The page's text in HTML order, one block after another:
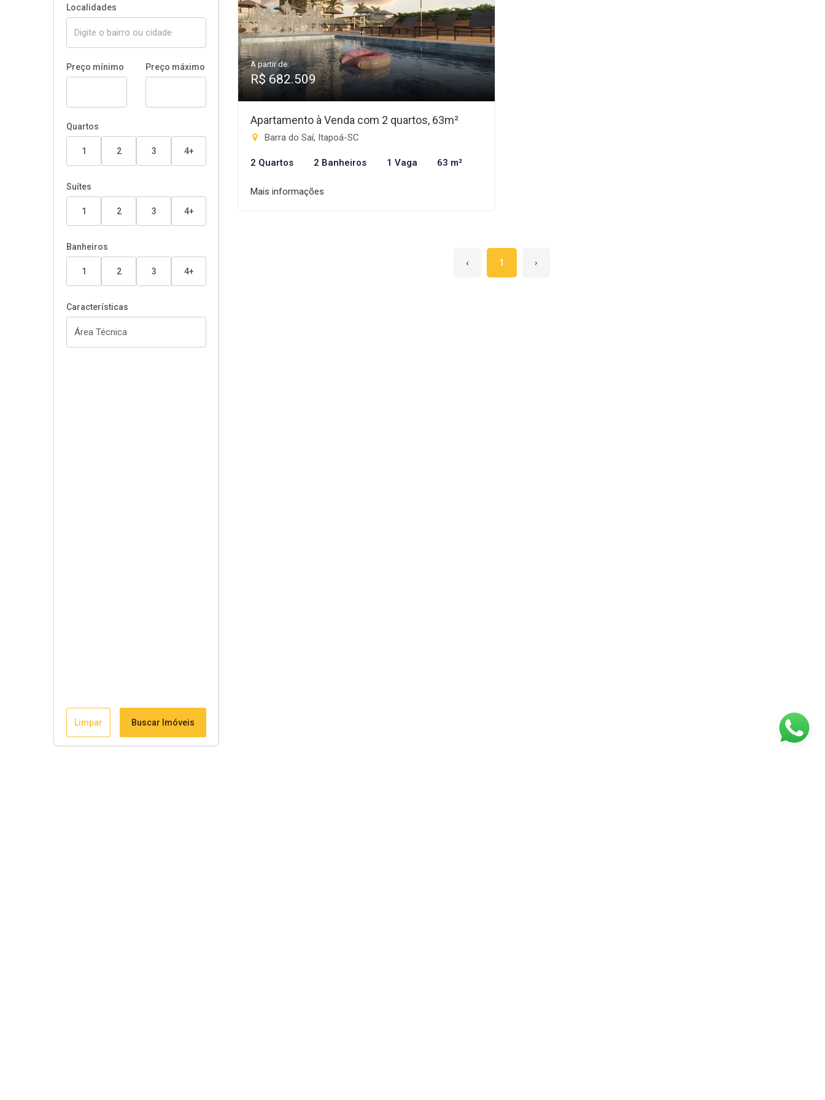
Localidades
Preço mínimo Preço máximo
Quartos
1 2 3 4+
Suítes
1 2 3 4+
Banheiros
1 2 3 4+
Características
Limpar Buscar Imóveis
A partir de:
R$ 682.509
Apartamento à Venda com 2 quartos, 63m²
Barra do Saí, Itapoá-SC
2 Quartos 2 Banheiros 1 Vaga 63 m²
Mais informações
‹ 1 ›